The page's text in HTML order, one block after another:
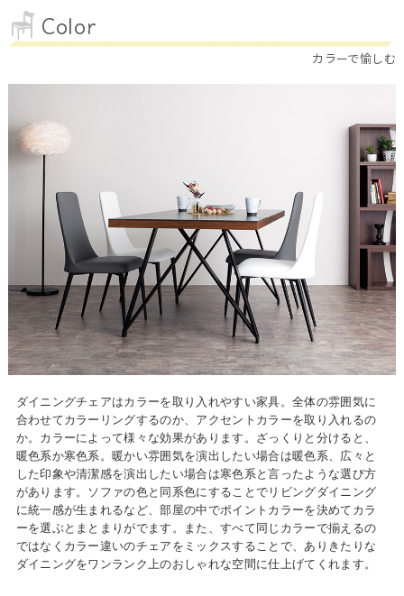
Color
カラーで愉しむ
ダイニングチェアはカラーを取り入れやすい家具。全体の雰囲気に
合わせてカラーリングするのか、アクセントカラーを取り入れるの
か。カラーによって様々な効果があります。ざっくりと分けると、
暖色系か寒色系。暖かい雰囲気を演出したい場合は暖色系、広々と
した印象や清潔感を演出したい場合は寒色系と言ったような選び方
があります。ソファの色と同系色にすることでリビングダイニング
に統一感が生まれるなど、部屋の中でポイントカラーを決めてカラ
ーを選ぶとまとまりがでます。また、すべて同じカラーで揃えるの
ではなくカラー違いのチェアをミックスすることで、ありきたりな
ダイニングをワンランク上のおしゃれな空間に仕上げてくれます。